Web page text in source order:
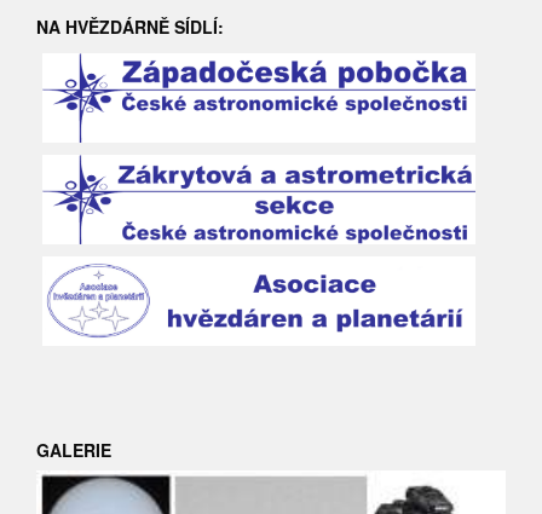
NA HVĚZDÁRNĚ SÍDLÍ:
GALERIE